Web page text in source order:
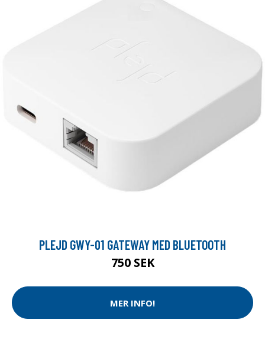
PLEJD GWY-01 GATEWAY MED BLUETOOTH
750 SEK
MER INFO!